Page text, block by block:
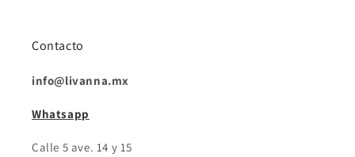
Contacto
info@livanna.mx
Whatsapp
Calle 5 ave. 14 y 15